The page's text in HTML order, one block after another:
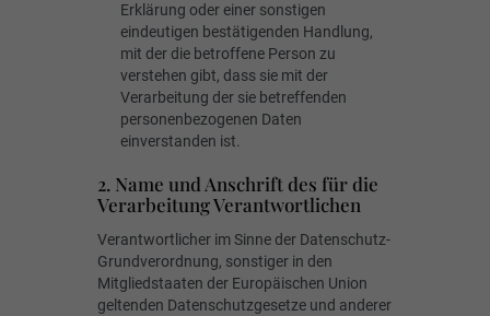
Erklärung oder einer sonstigen
eindeutigen bestätigenden Handlung,
mit der die betroffene Person zu
verstehen gibt, dass sie mit der
Verarbeitung der sie betreffenden
personenbezogenen Daten
einverstanden ist.
2. Name und Anschrift des für die
Verarbeitung Verantwortlichen
Verantwortlicher im Sinne der Datenschutz-
Grundverordnung, sonstiger in den
Mitgliedstaaten der Europäischen Union
geltenden Datenschutzgesetze und anderer